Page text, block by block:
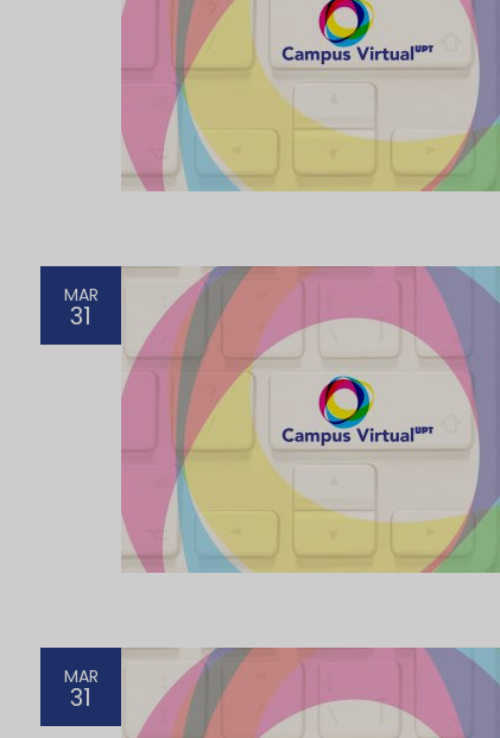
MAR
31
MAR
31